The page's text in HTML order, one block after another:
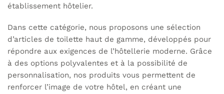
établissement hôtelier.
Dans cette catégorie, nous proposons une sélection
d’articles de toilette haut de gamme, développés pour
répondre aux exigences de l’hôtellerie moderne. Grâce
à des options polyvalentes et à la possibilité de
personnalisation, nos produits vous permettent de
renforcer l’image de votre hôtel, en créant une